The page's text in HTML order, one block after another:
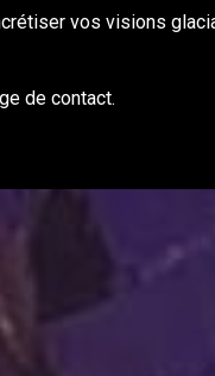
vos visions
de contact.